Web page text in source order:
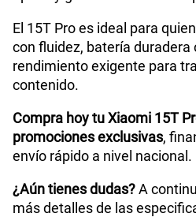
GPS
Lector de Huella
El 15T Pro es ideal para
con fluidez, batería duradera
rendimiento exigente para
contenido.
Compra hoy tu Xiaomi 15T
promociones exclusivas,
envío rápido a nivel nacional.
¿Aún tienes dudas?A
más detalles de las